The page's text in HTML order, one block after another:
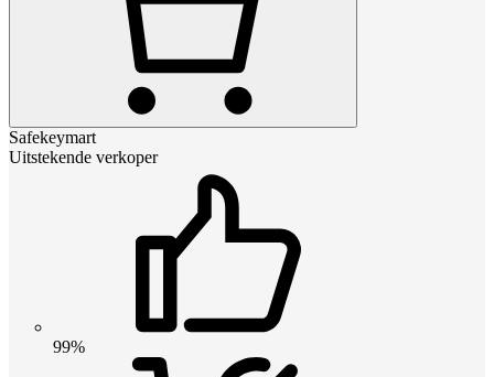
Safekeymart
Uitstekende verkoper
99%